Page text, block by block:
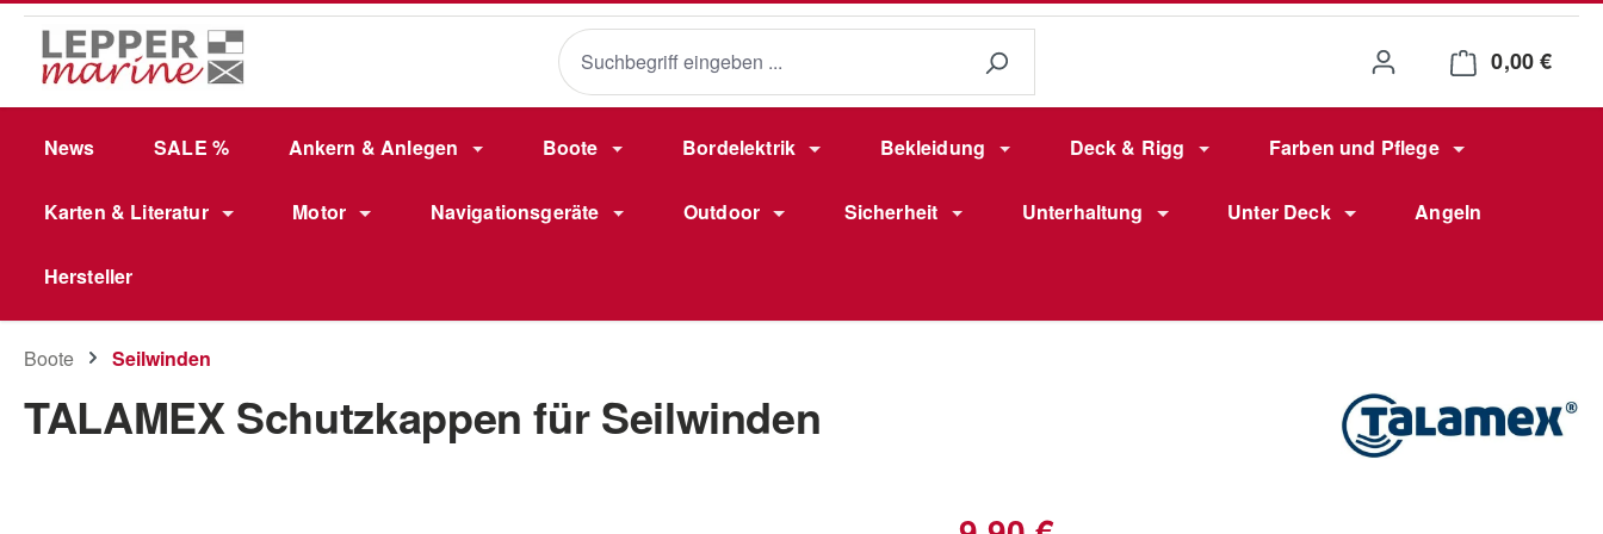
Hauptinhalt springen
Zur Suche springen
Zur Hauptnavigation springen
0,00 €
News SALE % Ankern & Anlegen Boote Bordelektrik Bekleidung Deck & Rigg Farben und Pflege
Karten & Literatur Motor Navigationsgeräte Outdoor Sicherheit Unterhaltung Unter Deck Angeln
Hersteller
Boote Seilwinden
TALAMEX Schutzkappen für Seilwinden
Regulärer Preis: